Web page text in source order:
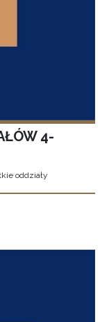
4-
oddziały